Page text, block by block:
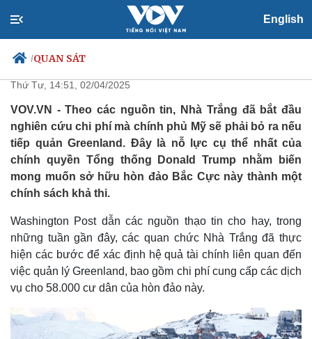
English
/QUAN SÁT
Chính trị
Đảng
Tổ chức nhân sự
Quốc hội
Nhận diện sự thật
Xã hội
Tin 24h
Dự báo thời tiết
Giáo dục
Biển đảo
Nhà Trắng bắt đầu tính toán chi
phí nếu Mỹ tiếp quản Greenland
Thứ Tư, 14:51, 02/04/2025
VOV.VN - Theo các nguồn tin, Nhà Trắng đã bắt đầu
nghiên cứu chi phí mà chính phủ Mỹ sẽ phải bỏ ra nếu
tiếp quản Greenland. Đây là nỗ lực cụ thể nhất của
chính quyền Tổng thống Donald Trump nhằm biến
mong muốn sở hữu hòn đảo Bắc Cực này thành một
chính sách khả thi.
Washington Post dẫn các nguồn thạo tin cho hay, trong
những tuần gần đây, các quan chức Nhà Trắng đã thực
hiện các bước để xác định hệ quả tài chính liên quan đến
việc quản lý Greenland, bao gồm chi phí cung cấp các dịch
vụ cho 58.000 cư dân của hòn đảo này.